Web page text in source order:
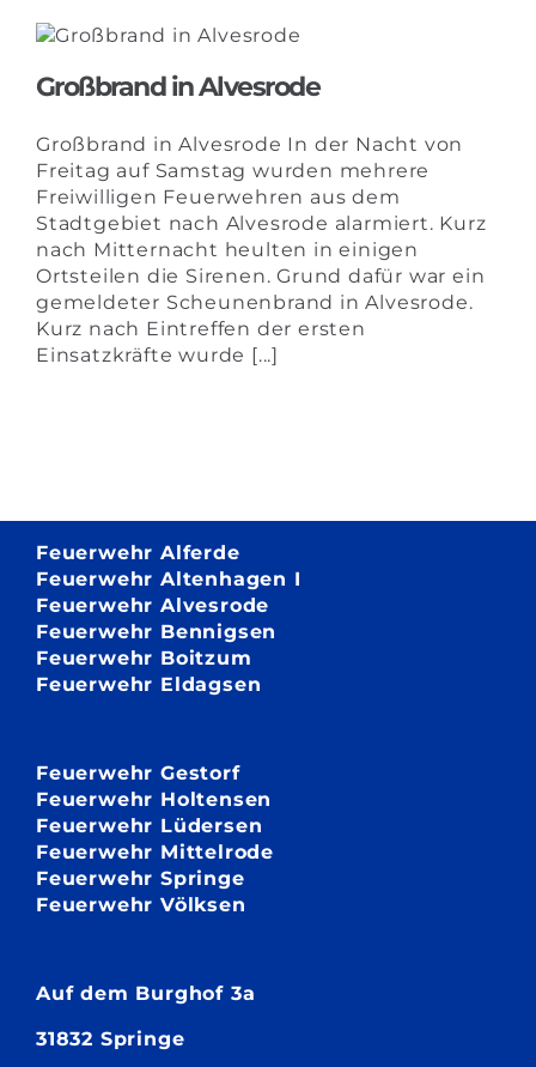
Großbrand in Alvesrode
Großbrand in Alvesrode In der Nacht von
Freitag auf Samstag wurden mehrere
Freiwilligen Feuerwehren aus dem
Stadtgebiet nach Alvesrode alarmiert. Kurz
nach Mitternacht heulten in einigen
Ortsteilen die Sirenen. Grund dafür war ein
gemeldeter Scheunenbrand in Alvesrode.
Kurz nach Eintreffen der ersten
Einsatzkräfte wurde [...]
Feuerwehr Alferde
Feuerwehr Altenhagen I
Feuerwehr Alvesrode
Feuerwehr Bennigsen
Feuerwehr Boitzum
Feuerwehr Eldagsen
Feuerwehr Gestorf
Feuerwehr Holtensen
Feuerwehr Lüdersen
Feuerwehr Mittelrode
Feuerwehr Springe
Feuerwehr Völksen
Auf dem Burghof 3a
31832 Springe